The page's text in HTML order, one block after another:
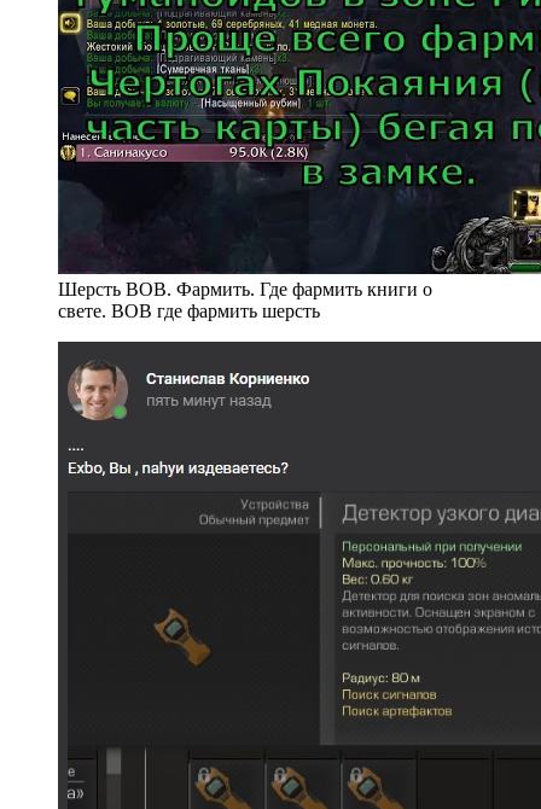
Шерсть ВОВ. Фармить. Где фармить книги о
свете. ВОВ где фармить шерсть